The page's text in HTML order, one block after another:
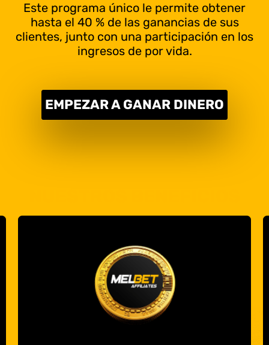
Este programa único le permite obtener
hasta el 40 % de las ganancias de sus
clientes, junto con una participación en los
ingresos de por vida.
EMPEZAR A GANAR DINERO